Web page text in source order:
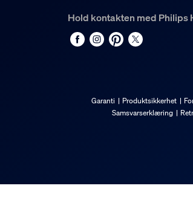
Bredde
72 mm
Informasjon
Strømforbruk
Hold kontakten med Philips
Garanti Produktsikkerhet
Samsvarserklæring